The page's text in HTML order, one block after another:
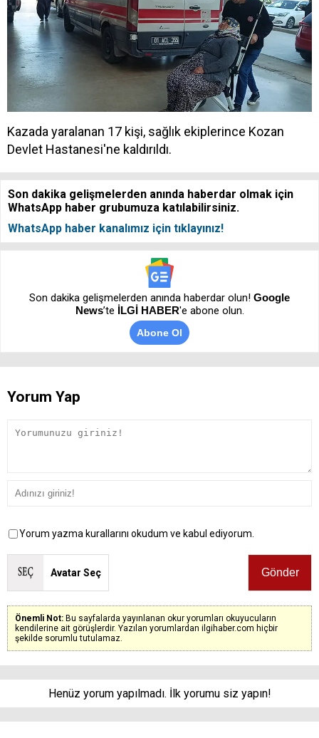
Kazada yaralanan 17 kişi, sağlık ekiplerince Kozan
Devlet Hastanesi'ne kaldırıldı.
Son dakika gelişmelerden anında haberdar olmak için
WhatsApp haber grubumuza katılabilirsiniz.
WhatsApp haber kanalımız için tıklayınız!
Son dakika gelişmelerden anında haberdar olun! Google
News’te İLGİ HABER'e abone olun.
Abone Ol
Yorum Yap
Yorum yazma kurallarını okudum ve kabul ediyorum.
Avatar Seç
Önemli Not: Bu sayfalarda yayınlanan okur yorumları okuyucuların
kendilerine ait görüşlerdir. Yazılan yorumlardan ilgihaber.com hiçbir
şekilde sorumlu tutulamaz.
Henüz yorum yapılmadı. İlk yorumu siz yapın!